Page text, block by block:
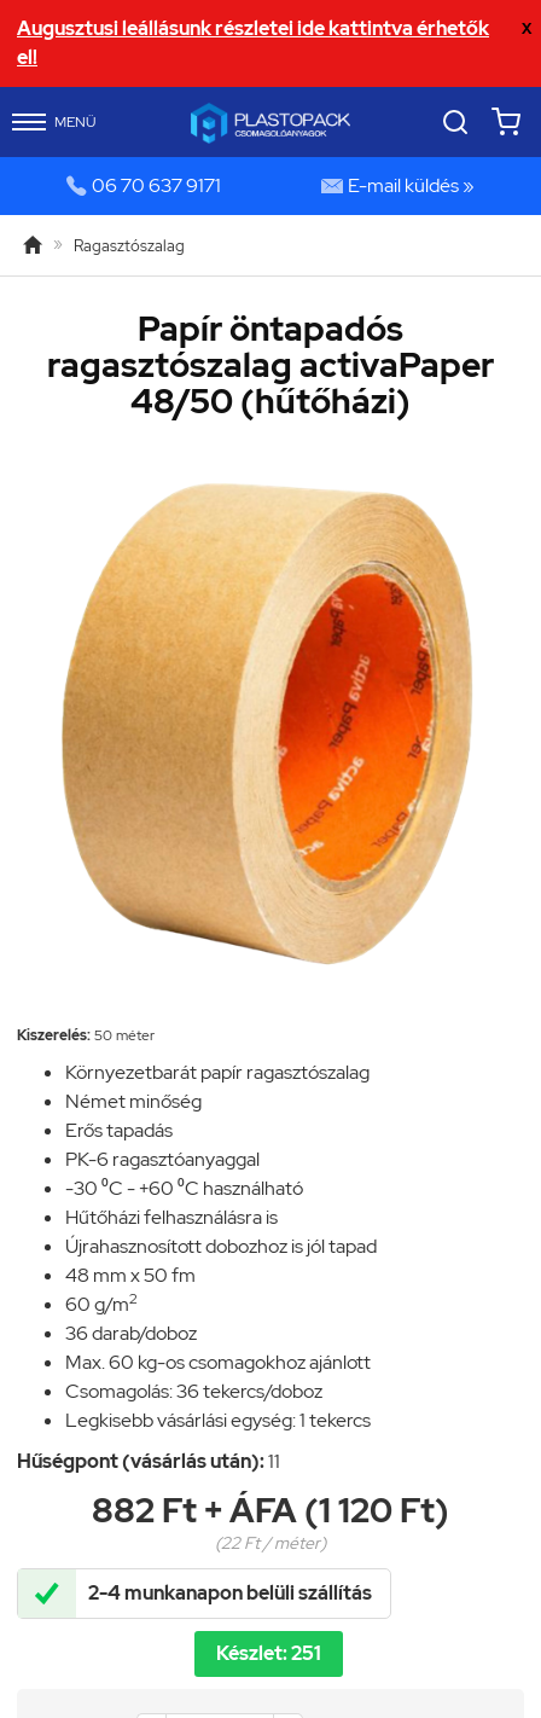
Augusztusi leállásunk részletei ide kattintva érhetők
el!
X
MENÜ
 06 70 637 9171  E-mail küldés »
 » Ragasztószalag
Papír öntapadós
ragasztószalag activaPaper
48/50 (hűtőházi)
Kiszerelés:50 méter
Környezetbarát papír ragasztószalag
Német minőség
Erős tapadás
PK-6 ragasztóanyaggal
-30 ⁰C - +60 ⁰C használható
Hűtőházi felhasználásra is
Újrahasznosított dobozhoz is jól tapad
48 mm x 50 fm
60 g/m2
36 darab/doboz
Max. 60 kg-os csomagokhoz ajánlott
Csomagolás: 36 tekercs/doboz
Legkisebb vásárlási egység: 1 tekercs
Hűségpont (vásárlás után):11
882 Ft + ÁFA (1 120 Ft)
(22 Ft / méter)
 2-4 munkanapon belüli szállítás
Készlet: 251